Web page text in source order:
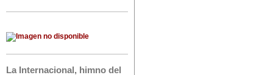
La Internacional, himno del